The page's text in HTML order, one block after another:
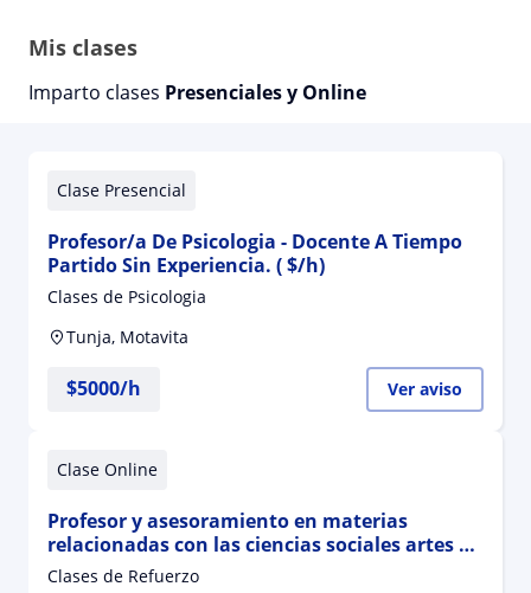
Mis clases
Imparto clases Presenciales y Online
Clase Presencial
Profesor/a De Psicologia - Docente A Tiempo
Partido Sin Experiencia. ( $/h)
Clases de Psicologia
Tunja, Motavita
$5000/h Ver aviso
Clase Online
Profesor y asesoramiento en materias
relacionadas con las ciencias sociales artes y
humanidades
Clases de Refuerzo